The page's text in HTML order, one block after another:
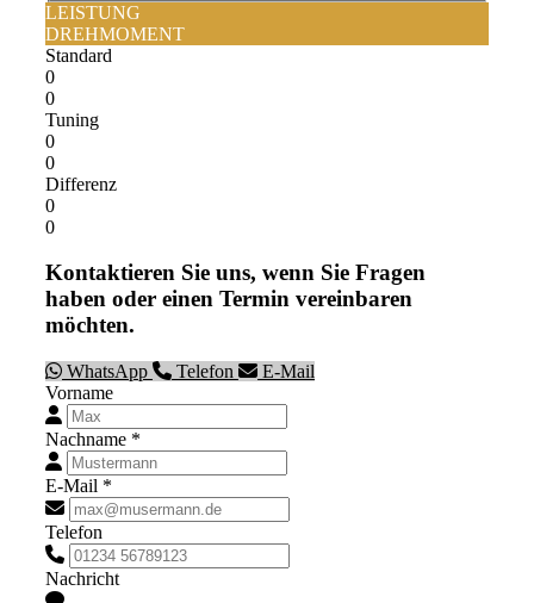
LEISTUNG
DREHMOMENT
Standard
0
0
Tuning
0
0
Differenz
0
0
Kontaktieren Sie uns, wenn Sie Fragen
haben oder einen Termin vereinbaren
möchten.
WhatsApp Telefon
E-Mail
Vorname
Nachname *
E-Mail *
Telefon
Nachricht